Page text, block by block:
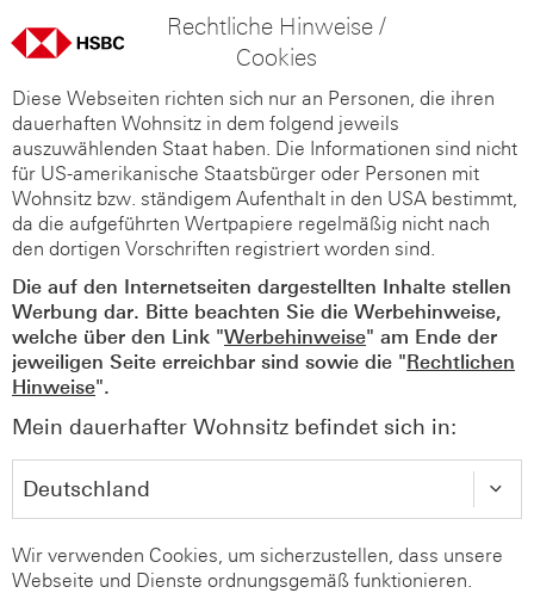
Rechtliche Hinweise /
Cookies
Diese Webseiten richten sich nur an Personen, die ihren
dauerhaften Wohnsitz in dem folgend jeweils
auszuwählenden Staat haben. Die Informationen sind nicht
für US-amerikanische Staatsbürger oder Personen mit
Wohnsitz bzw. ständigem Aufenthalt in den USA bestimmt,
da die aufgeführten Wertpapiere regelmäßig nicht nach
den dortigen Vorschriften registriert worden sind.
Die auf den Internetseiten dargestellten Inhalte stellen
Werbung dar. Bitte beachten Sie die Werbehinweise,
welche über den Link "Werbehinweise" am Ende der
jeweiligen Seite erreichbar sind sowie die "Rechtlichen
Hinweise".
Mein dauerhafter Wohnsitz befindet sich in:
Wir verwenden Cookies, um sicherzustellen, dass unsere
Webseite und Dienste ordnungsgemäß funktionieren.